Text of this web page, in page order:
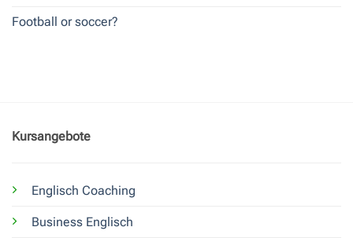
Football or soccer?
Kursangebote
Englisch Coaching
Business Englisch